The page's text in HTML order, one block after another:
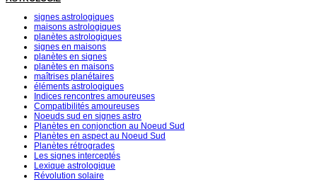
signes astrologiques
maisons astrologiques
planètes astrologiques
signes en maisons
planètes en signes
planètes en maisons
maîtrises planétaires
éléments astrologiques
Indices rencontres amoureuses
Compatibilités amoureuses
Noeuds sud en signes astro
Planètes en conjonction au Noeud Sud
Planètes en aspect au Noeud Sud
Planètes rétrogrades
Les signes interceptés
Lexique astrologique
Révolution solaire